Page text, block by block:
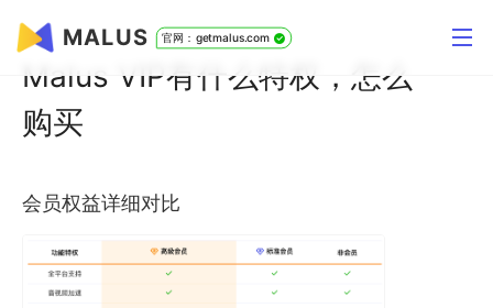
MALUS 官网：getmalus.com
Malus VIP有什么特权，怎么
购买
会员权益详细对比